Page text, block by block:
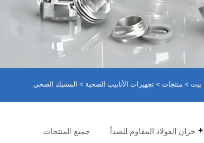
بيت > منتجات > تجهيزات الأنابيب الصحية > المشبك الصحي
جميع المنتجات خزان الفولاذ المقاوم للصدأ